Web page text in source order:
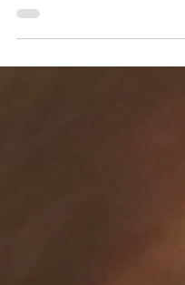
sentindo o impacto das
nucleares na área de
temos o último grau